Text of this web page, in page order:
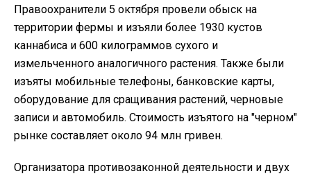
Правоохранители 5 октября провели обыск на
территории фермы и изъяли более 1930 кустов
каннабиса и 600 килограммов сухого и
измельченного аналогичного растения. Также были
изъяты мобильные телефоны, банковские карты,
оборудование для сращивания растений, черновые
записи и автомобиль. Стоимость изъятого на "черном"
рынке составляет около 94 млн гривен.
Организатора противозаконной деятельности и двух